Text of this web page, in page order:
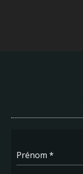
Prénom*